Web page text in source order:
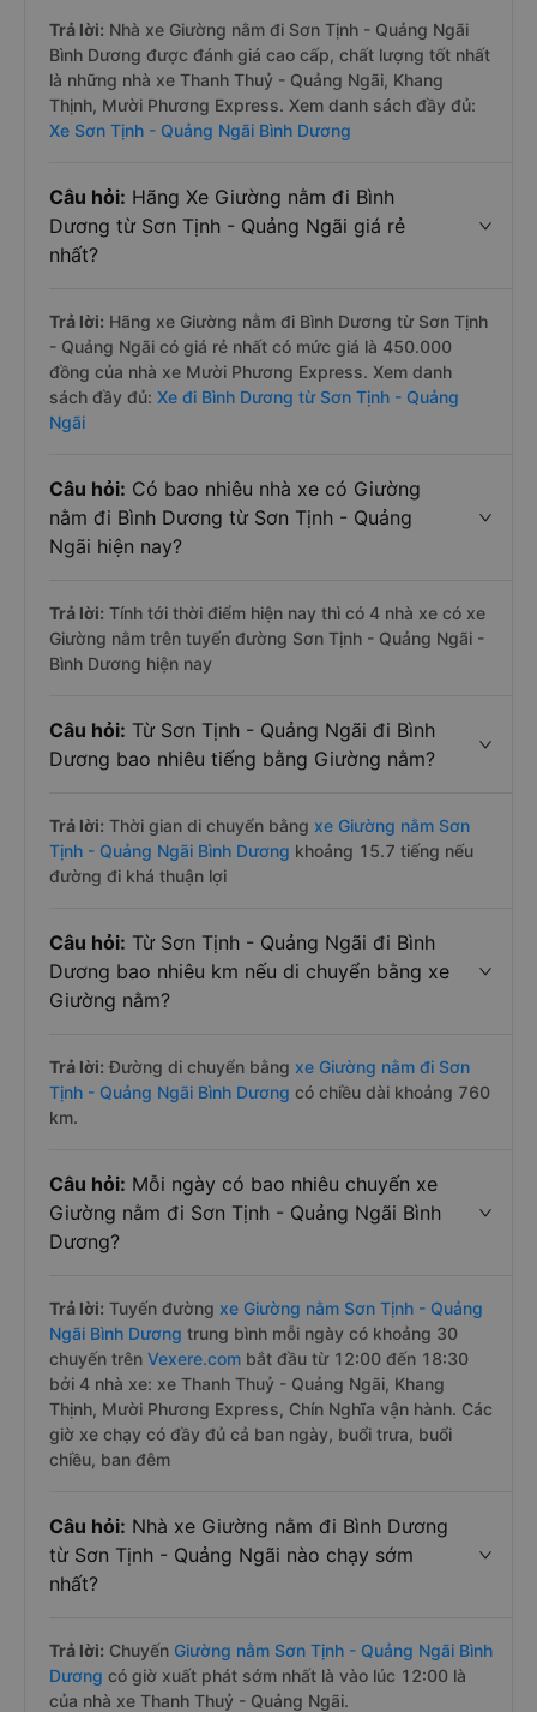
Trả lời: Nhà xe Giường nằm đi Sơn Tịnh - Quảng Ngãi
Bình Dương được đánh giá cao cấp, chất lượng tốt nhất
là những nhà xe Thanh Thuỷ - Quảng Ngãi, Khang
Thịnh, Mười Phương Express. Xem danh sách đầy đủ:
Xe Sơn Tịnh - Quảng Ngãi Bình Dương
Câu hỏi: Hãng Xe Giường nằm đi Bình
Dương từ Sơn Tịnh - Quảng Ngãi giá rẻ
nhất?
Trả lời: Hãng xe Giường nằm đi Bình Dương từ Sơn Tịnh
- Quảng Ngãi có giá rẻ nhất có mức giá là 450.000
đồng của nhà xe Mười Phương Express. Xem danh
sách đầy đủ: Xe đi Bình Dương từ Sơn Tịnh - Quảng
Ngãi
Câu hỏi: Có bao nhiêu nhà xe có Giường
nằm đi Bình Dương từ Sơn Tịnh - Quảng
Ngãi hiện nay?
Trả lời: Tính tới thời điểm hiện nay thì có 4 nhà xe có xe
Giường nằm trên tuyến đường Sơn Tịnh - Quảng Ngãi -
Bình Dương hiện nay
Câu hỏi: Từ Sơn Tịnh - Quảng Ngãi đi Bình
Dương bao nhiêu tiếng bằng Giường nằm?
Trả lời: Thời gian di chuyển bằng xe Giường nằm Sơn
Tịnh - Quảng Ngãi Bình Dương khoảng 15.7 tiếng nếu
đường đi khá thuận lợi
Câu hỏi: Từ Sơn Tịnh - Quảng Ngãi đi Bình
Dương bao nhiêu km nếu di chuyển bằng xe
Giường nằm?
Trả lời: Đường di chuyển bằng xe Giường nằm đi Sơn
Tịnh - Quảng Ngãi Bình Dương có chiều dài khoảng 760
km.
Câu hỏi: Mỗi ngày có bao nhiêu chuyến xe
Giường nằm đi Sơn Tịnh - Quảng Ngãi Bình
Dương?
Trả lời: Tuyến đường xe Giường nằm Sơn Tịnh - Quảng
Ngãi Bình Dương trung bình mỗi ngày có khoảng 30
chuyến trên Vexere.com bắt đầu từ 12:00 đến 18:30
bởi 4 nhà xe: xe Thanh Thuỷ - Quảng Ngãi, Khang
Thịnh, Mười Phương Express, Chín Nghĩa vận hành. Các
giờ xe chạy có đầy đủ cả ban ngày, buổi trưa, buổi
chiều, ban đêm
Câu hỏi: Nhà xe Giường nằm đi Bình Dương
từ Sơn Tịnh - Quảng Ngãi nào chạy sớm
nhất?
Trả lời: Chuyến Giường nằm Sơn Tịnh - Quảng Ngãi Bình
Dương có giờ xuất phát sớm nhất là vào lúc 12:00 là
của nhà xe Thanh Thuỷ - Quảng Ngãi.